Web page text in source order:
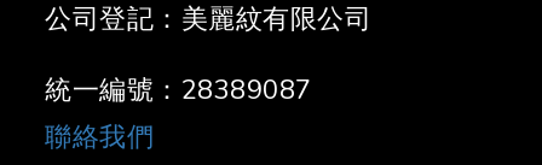
公司登記：美麗紋有限公司
統一編號：28389087
聯絡我們